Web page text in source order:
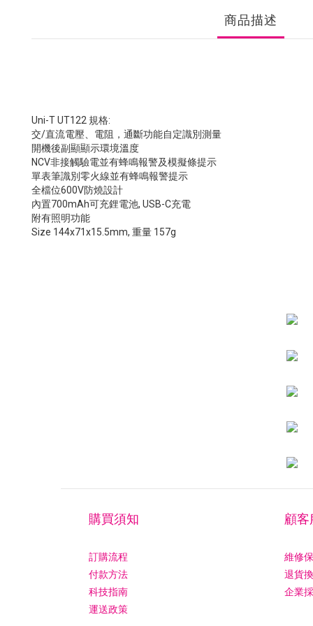
商品描述
Uni-T UT122 規格:
交/直流電壓、電阻，通斷功能自定識別測量
開機後副顯顯示環境溫度
NCV非接觸驗電並有蜂鳴報警及模擬條提示
單表筆識別零火線並有蜂鳴報警提示
全檔位600V防燒設計
內置700mAh可充鋰電池, USB-C充電
附有照明功能
Size 144x71x15.5mm, 重量 157g
購買須知
訂購流程
付款方法
科技指南
運送政策
顧客
維修
退貨
企業